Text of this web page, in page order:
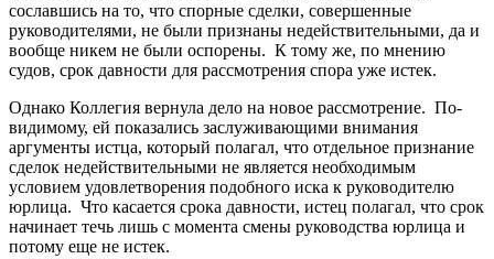
сославшись на то, что спорные сделки, совершенные
руководителями, не были признаны недействительными, да и
вообще никем не были оспорены. К тому же, по мнению
судов, срок давности для рассмотрения спора уже истек.
Однако Коллегия вернула дело на новое рассмотрение. По-
видимому, ей показались заслуживающими внимания
аргументы истца, который полагал, что отдельное признание
сделок недействительными не является необходимым
условием удовлетворения подобного иска к руководителю
юрлица. Что касается срока давности, истец полагал, что срок
начинает течь лишь с момента смены руководства юрлица и
потому еще не истек.